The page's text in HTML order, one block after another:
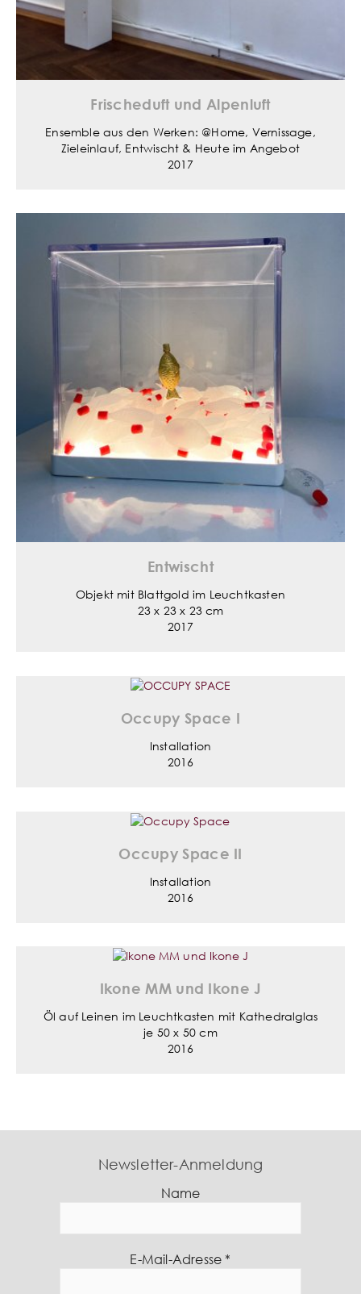
Frischeduft und Alpenluft
Ensemble aus den Werken: @Home, Vernissage,
Zieleinlauf, Entwischt & Heute im Angebot
2017
Entwischt
Objekt mit Blattgold im Leuchtkasten
23 x 23 x 23 cm
2017
Occupy Space I
Installation
2016
Occupy Space II
Installation
2016
Ikone MM und Ikone J
Öl auf Leinen im Leuchtkasten mit Kathedralglas
je 50 x 50 cm
2016
Newsletter-Anmeldung
Name
E-Mail-Adresse *